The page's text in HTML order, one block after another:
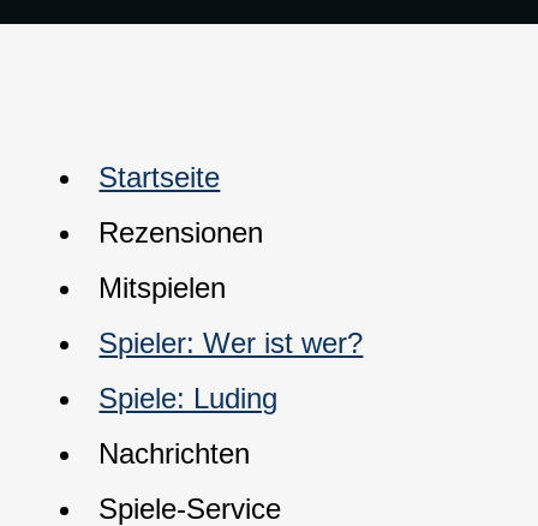
Startseite
Rezensionen
Mitspielen
Spieler: Wer ist wer?
Spiele: Luding
Nachrichten
Spiele-Service